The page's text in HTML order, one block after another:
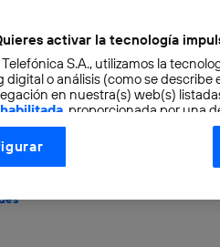
café
que
activar la tecnología
S.A., utilizamos la
digital o análisis (como se
en nuestra(s) web(s)
, proporcionada por una
consentimiento en cada página
Utiq está diseñada con la
dirección IP y otra información